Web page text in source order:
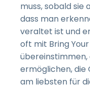
muss, sobald
dass man
veraltet ist und
oft mit Bring
ermöglichen, die
am liebsten für